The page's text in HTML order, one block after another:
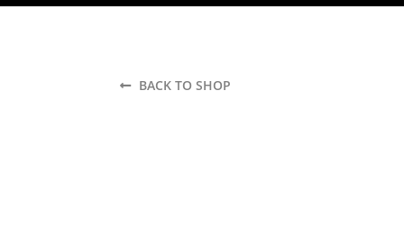
BACK TO SHOP